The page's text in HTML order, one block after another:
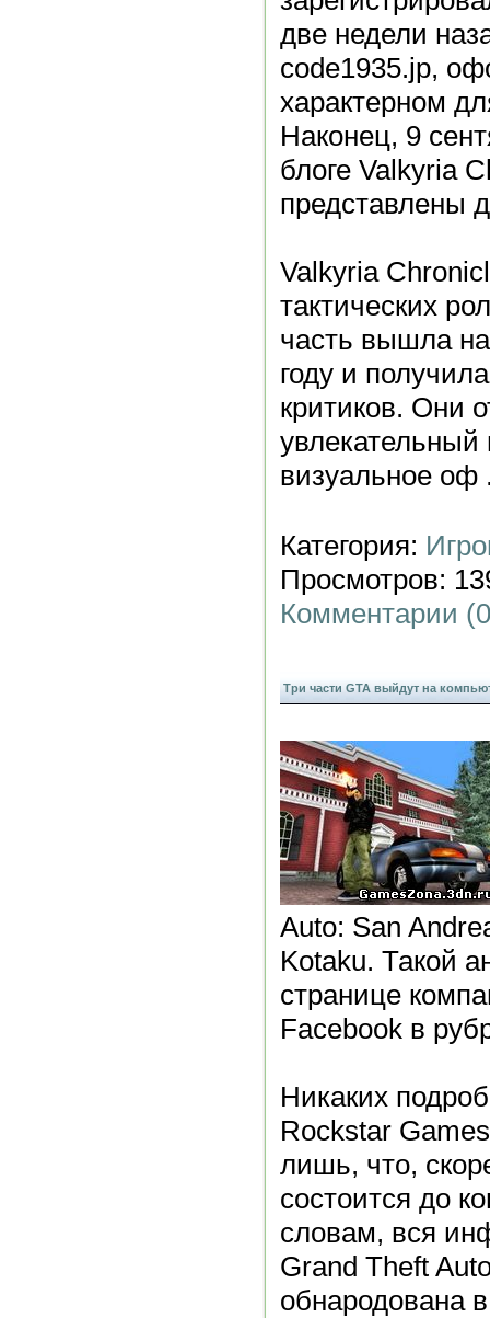
две недели
code1935.jp,
характерном
Наконец, 9
блоге Valkyria
представлены
Valkyria
тактических
часть вышла
году и
критиков. Они
визуальное оф
Категория:
Просмотров:
Комментарии
Три части GTA выйдут на
Auto: San
Kotaku. Такой
странице
Facebook в
Никаких
Rockstar
лишь, что,
состоится до
словам, вся
Grand Theft
обнародована